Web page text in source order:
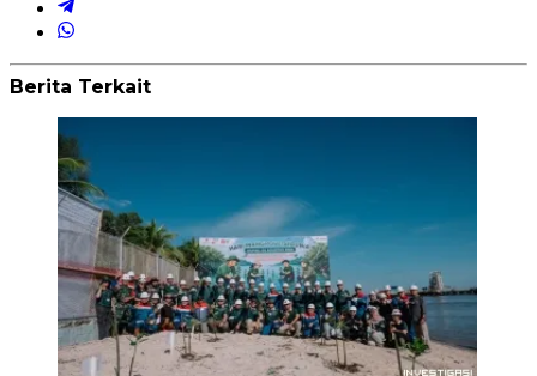
Berita Terkait